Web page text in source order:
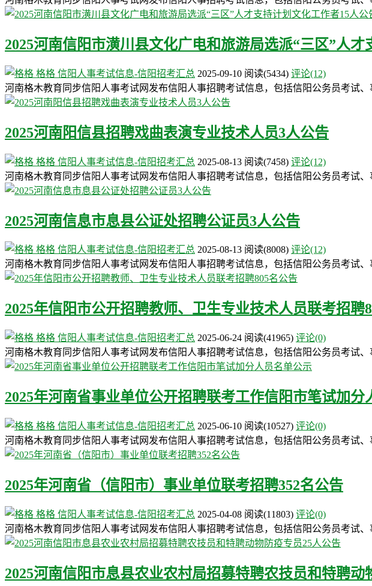
2025河南信阳市潢川县文化广电和旅游局选派“三区”人
格格 信阳人事考试信息-信阳招考汇总 2025-09-10 阅读(5434) 评论(12)
河南格木教育同步信阳人事考试网发布信阳人事招聘考试信息，包括信阳公务员考
2025河南阳信县招聘戏曲表演专业技术人员3人公告
格格 信阳人事考试信息-信阳招考汇总 2025-08-13 阅读(7458) 评论(12)
河南格木教育同步信阳人事考试网发布信阳人事招聘考试信息，包括信阳公务员考
2025河南信息市息县公证处招聘公证员3人公告
格格 信阳人事考试信息-信阳招考汇总 2025-08-13 阅读(8008) 评论(12)
河南格木教育同步信阳人事考试网发布信阳人事招聘考试信息，包括信阳公务员考
2025年信阳市公开招聘教师、卫生专业技术人员联考招聘
格格 信阳人事考试信息-信阳招考汇总 2025-06-24 阅读(41965) 评论(0)
河南格木教育同步信阳人事考试网发布信阳人事招聘考试信息，包括信阳公务员考
2025年河南省事业单位公开招聘联考工作信阳市笔试加分
格格 信阳人事考试信息-信阳招考汇总 2025-06-10 阅读(10527) 评论(0)
河南格木教育同步信阳人事考试网发布信阳人事招聘考试信息，包括信阳公务员考
2025年河南省（信阳市）事业单位联考招聘352名公告
格格 信阳人事考试信息-信阳招考汇总 2025-04-08 阅读(11803) 评论(0)
河南格木教育同步信阳人事考试网发布信阳人事招聘考试信息，包括信阳公务员考
2025河南信阳市息县农业农村局招募特聘农技员和特聘动